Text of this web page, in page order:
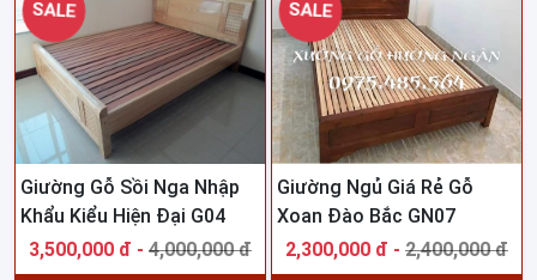
SALE
Giường Gỗ Sồi Nga Nhập
Khẩu Kiểu Hiện Đại G04
3,500,000 đ - 4,000,000 đ
SALE
Giường Ngủ Giá Rẻ Gỗ
Xoan Đào Bắc GN07
2,300,000 đ - 2,400,000 đ